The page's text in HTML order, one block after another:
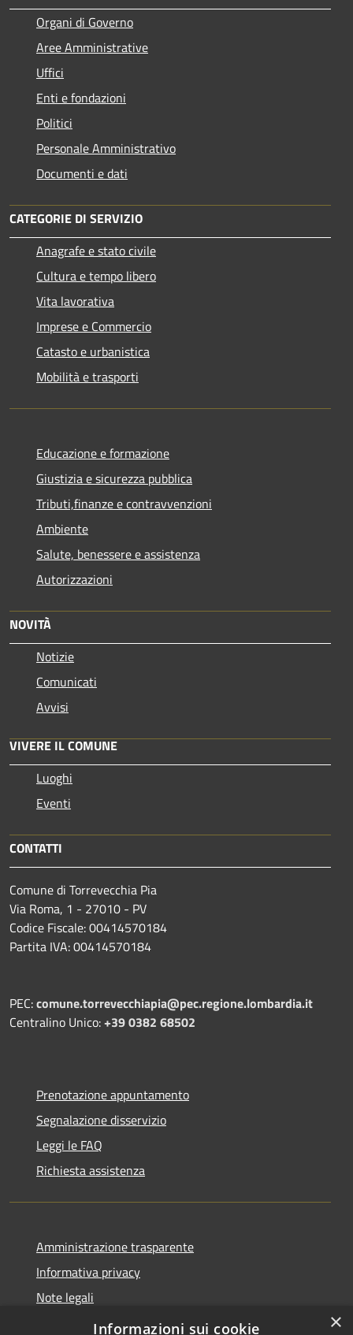
Organi di Governo
Aree Amministrative
Uffici
Enti e fondazioni
Politici
Personale Amministrativo
Documenti e dati
CATEGORIE DI SERVIZIO
Anagrafe e stato civile
Cultura e tempo libero
Vita lavorativa
Imprese e Commercio
Catasto e urbanistica
Mobilità e trasporti
Educazione e formazione
Giustizia e sicurezza pubblica
Tributi,finanze e contravvenzioni
Ambiente
Salute, benessere e assistenza
Autorizzazioni
NOVITÀ
Notizie
Comunicati
Avvisi
VIVERE IL COMUNE
Luoghi
Eventi
CONTATTI
Comune di Torrevecchia Pia
Via Roma, 1 - 27010 - PV
Codice Fiscale: 00414570184
Partita IVA: 00414570184
PEC:comune.torrevecchiapia@pec.regione.lombardia.it
Centralino Unico:+39 0382 68502
Prenotazione appuntamento
Segnalazione disservizio
Leggi le FAQ
Richiesta assistenza
Amministrazione trasparente
Informativa privacy
Note legali
Dichiarazione di accessibilità
×
Informazioni sui cookie